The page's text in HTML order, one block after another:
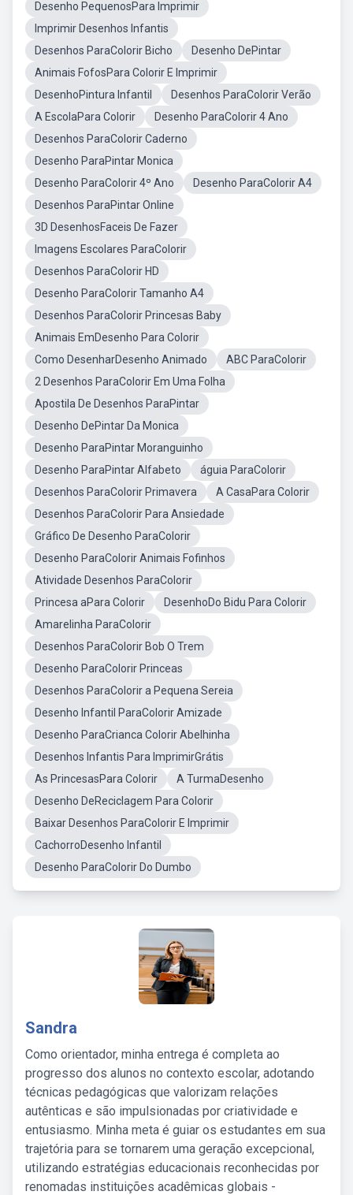
Desenho PequenosPara Imprimir
Imprimir Desenhos Infantis
Desenhos ParaColorir Bicho
Desenho DePintar
Animais FofosPara Colorir E Imprimir
DesenhoPintura Infantil
Desenhos ParaColorir Verão
A EscolaPara Colorir
Desenho ParaColorir 4 Ano
Desenhos ParaColorir Caderno
Desenho ParaPintar Monica
Desenho ParaColorir 4º Ano
Desenho ParaColorir A4
Desenhos ParaPintar Online
3D DesenhosFaceis De Fazer
Imagens Escolares ParaColorir
Desenhos ParaColorir HD
Desenho ParaColorir Tamanho A4
Desenhos ParaColorir Princesas Baby
Animais EmDesenho Para Colorir
Como DesenharDesenho Animado
ABC ParaColorir
2 Desenhos ParaColorir Em Uma Folha
Apostila De Desenhos ParaPintar
Desenho DePintar Da Monica
Desenho ParaPintar Moranguinho
Desenho ParaPintar Alfabeto
águia ParaColorir
Desenhos ParaColorir Primavera
A CasaPara Colorir
Desenhos ParaColorir Para Ansiedade
Gráfico De Desenho ParaColorir
Desenho ParaColorir Animais Fofinhos
Atividade Desenhos ParaColorir
Princesa aPara Colorir
DesenhoDo Bidu Para Colorir
Amarelinha ParaColorir
Desenhos ParaColorir Bob O Trem
Desenho ParaColorir Princeas
Desenhos ParaColorir a Pequena Sereia
Desenho Infantil ParaColorir Amizade
Desenho ParaCrianca Colorir Abelhinha
Desenhos Infantis Para ImprimirGrátis
As PrincesasPara Colorir
A TurmaDesenho
Desenho DeReciclagem Para Colorir
Baixar Desenhos ParaColorir E Imprimir
CachorroDesenho Infantil
Desenho ParaColorir Do Dumbo
Sandra
Como orientador, minha entrega é completa ao
progresso dos alunos no contexto escolar, adotando
técnicas pedagógicas que valorizam relações
autênticas e são impulsionadas por criatividade e
entusiasmo. Minha meta é guiar os estudantes em sua
trajetória para se tornarem uma geração excepcional,
utilizando estratégias educacionais reconhecidas por
renomadas instituições acadêmicas globais -